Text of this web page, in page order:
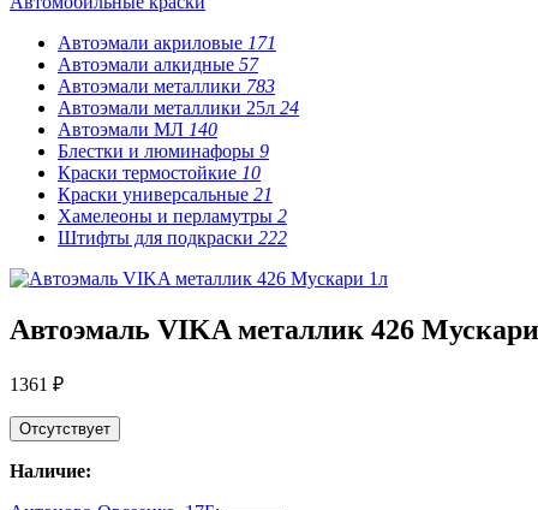
Автоэмали акриловые 171
Автоэмали алкидные 57
Автоэмали металлики 783
Автоэмали металлики 25л 24
Автоэмали МЛ 140
Блестки и люминафоры 9
Краски термостойкие 10
Краски универсальные 21
Хамелеоны и перламутры 2
Штифты для подкраски 222
Автоэмаль VIKA металлик 426
1361 ₽
Отсутствует
Наличие: